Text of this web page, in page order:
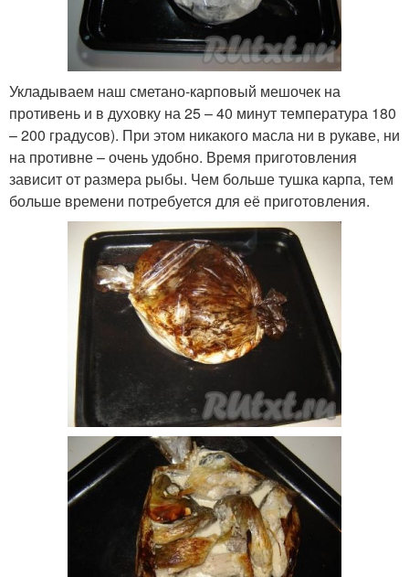
Укладываем наш сметано-карповый мешочек на
противень и в духовку на 25 – 40 минут температура 180
– 200 градусов). При этом никакого масла ни в рукаве, ни
на противне – очень удобно. Время приготовления
зависит от размера рыбы. Чем больше тушка карпа, тем
больше времени потребуется для её приготовления.